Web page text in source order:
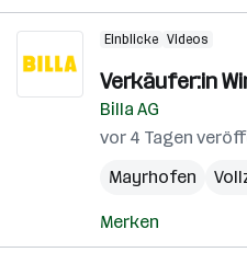
Einblicke Videos
Verkäufer:in
Billa AG
vor 4 Tagen
Mayrhofen
Merken